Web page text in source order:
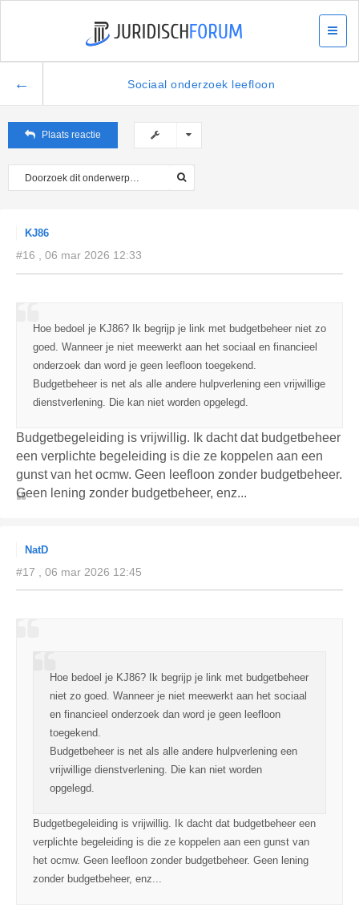
← Sociaal onderzoek leefloon
Plaats reactie
KJ86
#16 , 06 mar 2026 12:33
Hoe bedoel je KJ86? Ik begrijp je link met budgetbeheer niet zo
goed. Wanneer je niet meewerkt aan het sociaal en financieel
onderzoek dan word je geen leefloon toegekend.
Budgetbeheer is net als alle andere hulpverlening een vrijwillige
dienstverlening. Die kan niet worden opgelegd.
Budgetbegeleiding is vrijwillig. Ik dacht dat budgetbeheer
een verplichte begeleiding is die ze koppelen aan een
gunst van het ocmw. Geen leefloon zonder budgetbeheer.
Geen lening zonder budgetbeheer, enz...
NatD
#17 , 06 mar 2026 12:45
Hoe bedoel je KJ86? Ik begrijp je link met budgetbeheer
niet zo goed. Wanneer je niet meewerkt aan het sociaal
en financieel onderzoek dan word je geen leefloon
toegekend.
Budgetbeheer is net als alle andere hulpverlening een
vrijwillige dienstverlening. Die kan niet worden
opgelegd.
Budgetbegeleiding is vrijwillig. Ik dacht dat budgetbeheer een
verplichte begeleiding is die ze koppelen aan een gunst van
het ocmw. Geen leefloon zonder budgetbeheer. Geen lening
zonder budgetbeheer, enz...